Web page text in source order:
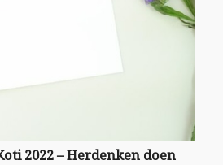
2022 – Herdenken doen